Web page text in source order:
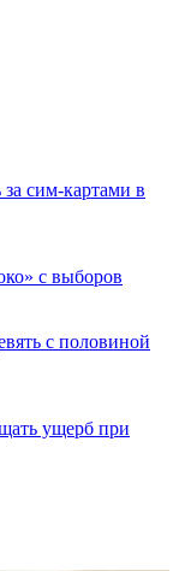
сим-картами в
с выборов
с половиной
ущерб при